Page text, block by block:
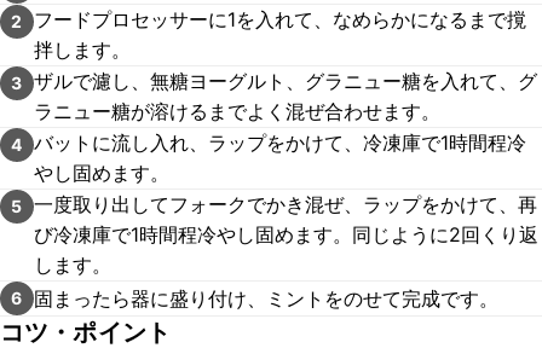
2
フードプロセッサーに1を入れて、なめらかになるまで撹
拌します。
3 ザルで濾し、無糖ヨーグルト、グラニュー糖を入れて、グ
ラニュー糖が溶けるまでよく混ぜ合わせます。
4 バットに流し入れ、ラップをかけて、冷凍庫で1時間程冷
やし固めます。
5 一度取り出してフォークでかき混ぜ、ラップをかけて、再
び冷凍庫で1時間程冷やし固めます。同じように2回くり返
します。
6 固まったら器に盛り付け、ミントをのせて完成です。
コツ・ポイント